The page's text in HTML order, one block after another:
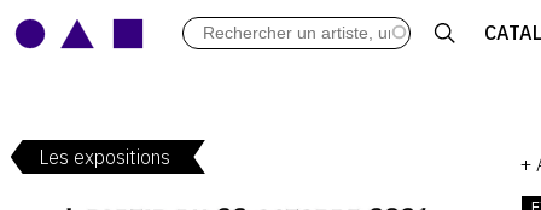
ARCHIVES DES EXPOSITIONS
Les expositions +